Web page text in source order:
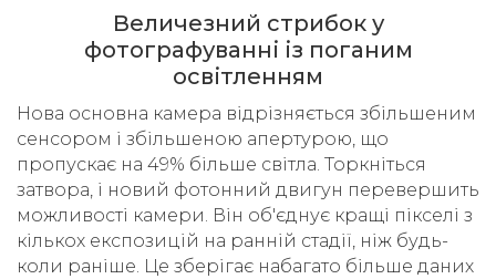
Величезний стрибок у
фотографуванні із поганим
освітленням
Нова основна камера відрізняється збільшеним
сенсором і збільшеною апертурою, що
пропускає на 49% більше світла. Торкніться
затвора, і новий фотонний двигун перевершить
можливості камери. Він об'єднує кращі пікселі з
кількох експозицій на ранній стадії, ніж будь-
коли раніше. Це зберігає набагато більше даних